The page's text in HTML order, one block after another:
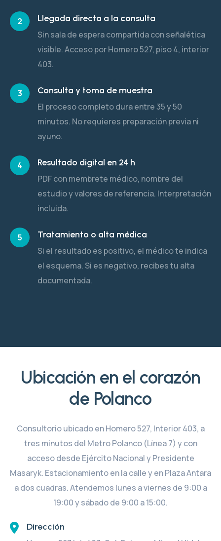
2
Llegada directa a la consulta
Sin sala de espera compartida con señalética
visible. Acceso por Homero 527, piso 4, interior
403.
3
Consulta y toma de muestra
El proceso completo dura entre 35 y 50
minutos. No requieres preparación previa ni
ayuno.
4
Resultado digital en 24 h
PDF con membrete médico, nombre del
estudio y valores de referencia. Interpretación
incluida.
5
Tratamiento o alta médica
Si el resultado es positivo, el médico te indica
el esquema. Si es negativo, recibes tu alta
documentada.
Ubicación en el corazón
de Polanco
Consultorio ubicado en Homero 527, Interior 403, a
tres minutos del Metro Polanco (Línea 7) y con
acceso desde Ejército Nacional y Presidente
Masaryk. Estacionamiento en la calle y en Plaza Antara
a dos cuadras. Atendemos lunes a viernes de 9:00 a
19:00 y sábado de 9:00 a 15:00.
Dirección